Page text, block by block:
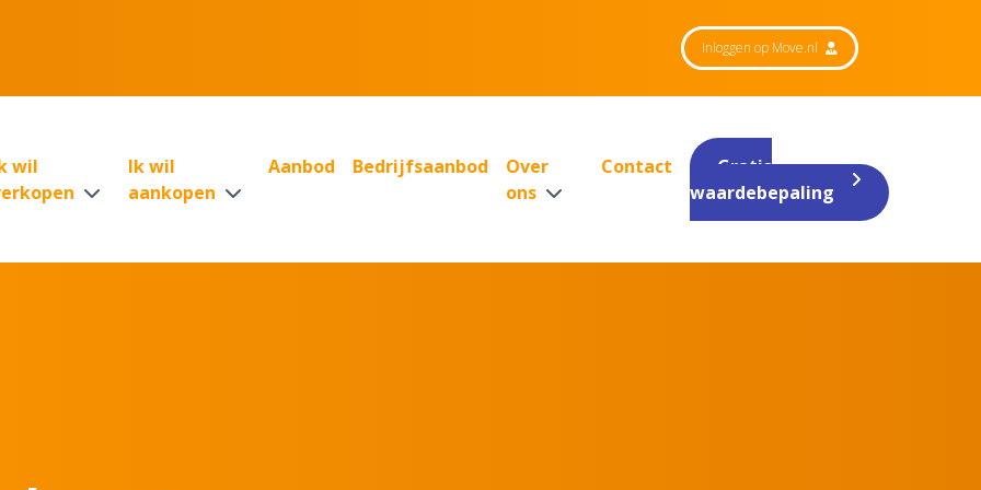
Inloggen op Move.nl
wil
Ik wil
aankopen
Aanbod Bedrijfsaanbod
Over
ons
Contact
Gratis
waardebepaling